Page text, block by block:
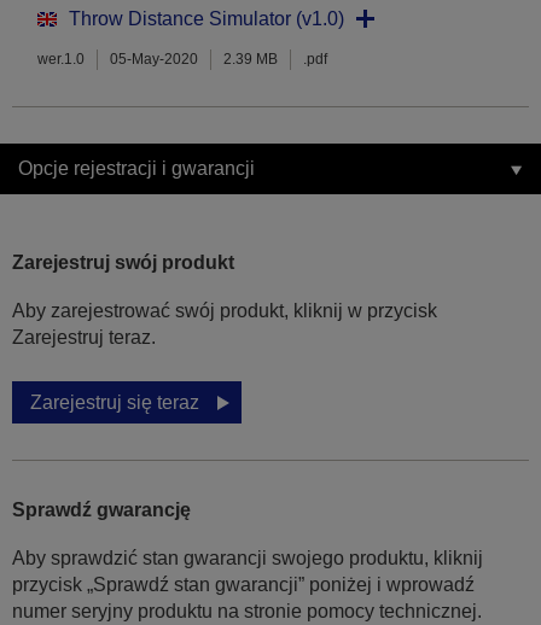
Throw Distance Simulator (v1.0)
wer.1.0 05-May-2020 2.39 MB .pdf
Opcje rejestracji i gwarancji
Zarejestruj swój produkt
Aby zarejestrować swój produkt, kliknij w przycisk
Zarejestruj teraz.
Zarejestruj się teraz
Sprawdź gwarancję
Aby sprawdzić stan gwarancji swojego produktu, kliknij
przycisk „Sprawdź stan gwarancji” poniżej i wprowadź
numer seryjny produktu na stronie pomocy technicznej.